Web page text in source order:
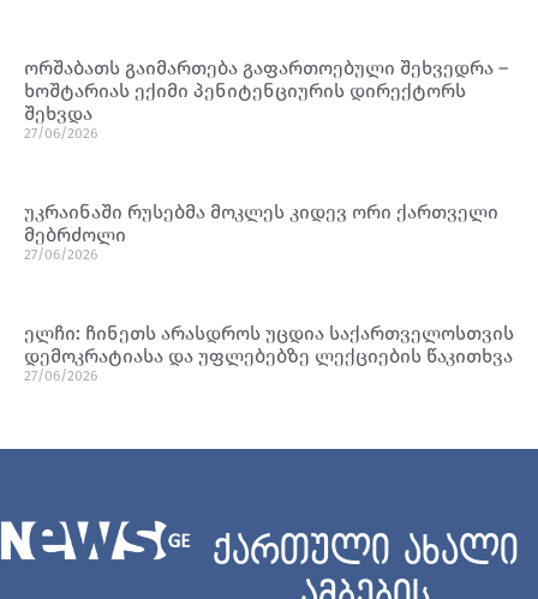
ორშაბათს გაიმართება გაფართოებული შეხვედრა –
ხოშტარიას ექიმი პენიტენციურის დირექტორს
შეხვდა
27/06/2026
უკრაინაში რუსებმა მოკლეს კიდევ ორი ქართველი
მებრძოლი
27/06/2026
ელჩი: ჩინეთს არასდროს უცდია საქართველოსთვის
დემოკრატიასა და უფლებებზე ლექციების წაკითხვა
27/06/2026
ქართული ახალი